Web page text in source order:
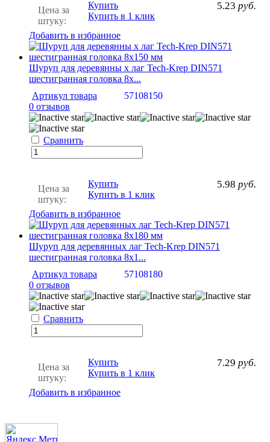
Цена за
штуку:
5.23 руб.
Купить
Купить в 1 клик
Добавить в избранное
Шуруп для деревянны х лаг Tech-Krep DIN571
шестигранная головка 8х...
Артикул товара
57108150
0 отзывов
Сравнить
Цена за
штуку:
5.98 руб.
Купить
Купить в 1 клик
Добавить в избранное
Шуруп для деревянных лаг Tech-Krep DIN571
шестигранная головка 8х1...
Артикул товара
57108180
0 отзывов
Сравнить
Цена за
штуку:
7.29 руб.
Купить
Купить в 1 клик
Добавить в избранное